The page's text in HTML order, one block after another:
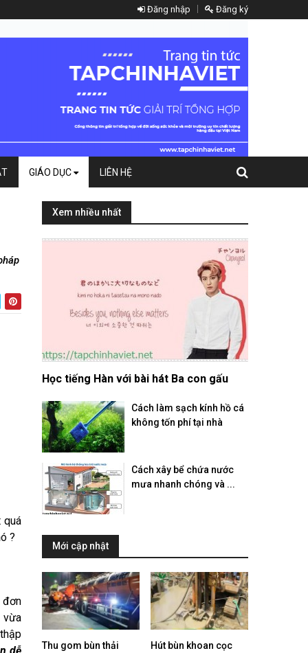
Đăng nhập Đăng ký
GIÁO DỤC LIÊN HỆ
quá
?
đơn
vừa
Xem nhiều nhất
Học tiếng Hàn với bài hát Ba con gấu
Cách làm sạch kính hồ cá
không tốn phí tại nhà
Cách xây bể chứa nước
mưa nhanh chóng và ...
Mới cập nhật
Thu gom bùn thải
Hút bùn khoan cọc